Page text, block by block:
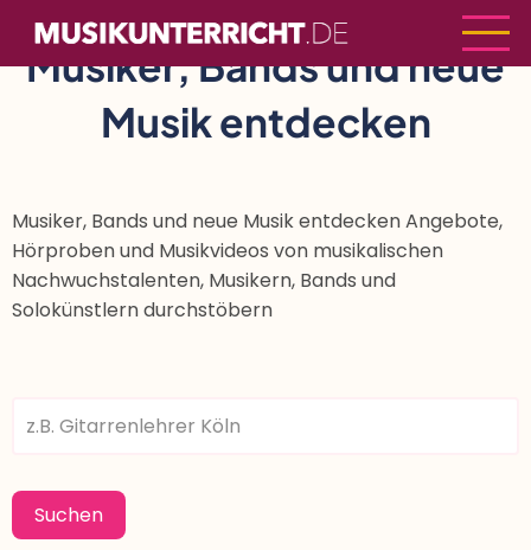
zum
InhaltMusiker, Bands und neue
Musik entdecken
Musiker, Bands und neue Musik entdecken Angebote,
Hörproben und Musikvideos von musikalischen
Nachwuchstalenten, Musikern, Bands und
Solokünstlern durchstöbern